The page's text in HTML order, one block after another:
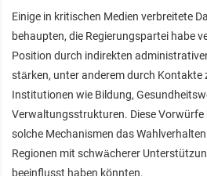
Einige in kritischen Medien verbreitete
behaupten, die Regierungspartei habe
Position durch indirekten
stärken, unter anderem durch Kontakte
Institutionen wie Bildung,
Verwaltungsstrukturen. Diese Vorwürfe
solche Mechanismen das
Regionen mit schwächerer
beeinflusst haben könnten.